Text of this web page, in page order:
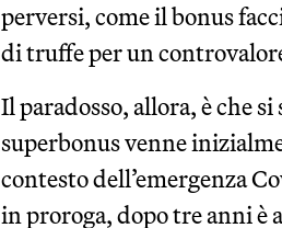
perversi, come il bonus
di truffe per un
Il paradosso, allora, è che
superbonus venne
contesto dell’emergenza
in proroga, dopo tre anni è